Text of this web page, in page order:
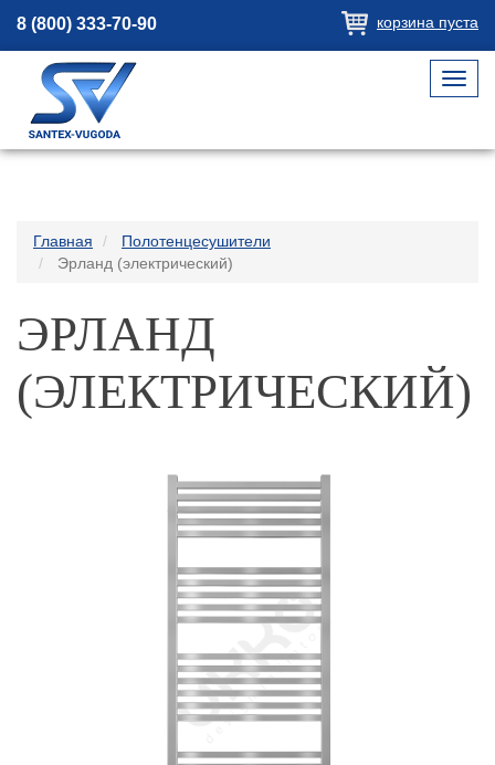
8 (800) 333-70-90 корзина пуста
Главная
Полотенцесушители
Эрланд (электрический)
ЭРЛАНД
(ЭЛЕКТРИЧЕСКИЙ)